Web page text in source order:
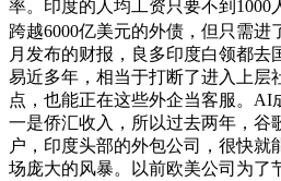
率。印度的人均工资只要不到1000
跨越6000亿美元的外债，但只需
月发布的财报，良多印度白领都去
易近多年，相当于打断了进入上层
点，也能正在这些外企当客服。AI
一是侨汇收入，所以过去两年，谷
户，印度头部的外包公司，很快就
场庞大的风暴。以前欧美公司为了